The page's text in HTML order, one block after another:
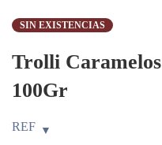
SIN EXISTENCIAS
Trolli
100Gr
REF